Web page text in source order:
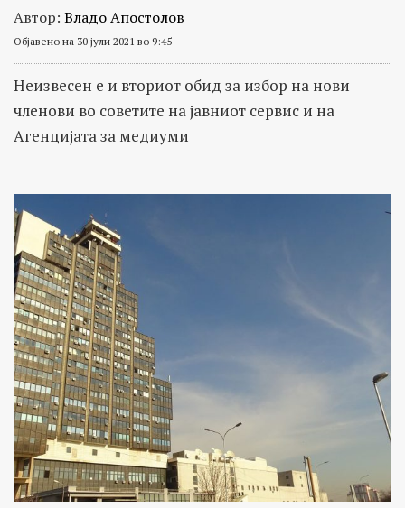
Автор: Владо Апостолов
Објавено на 30 јули 2021 во 9:45
Неизвесен е и вториот обид за избор на нови
членови во советите на јавниот сервис и на
Агенцијата за медиуми